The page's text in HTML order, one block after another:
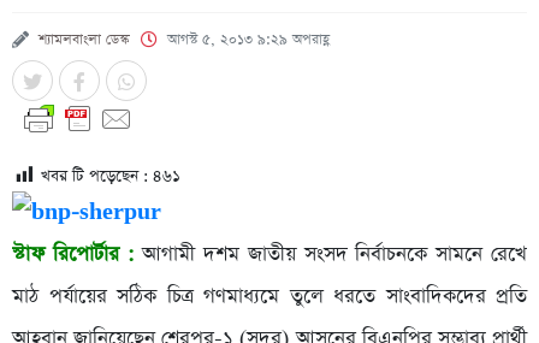
শ্যামলবাংলা ডেস্ক আগস্ট ৫, ২০১৩ ৯:২৯ অপরাহ্ণ
খবর টি পড়েছেন : ৪৬১
স্টাফ রিপোর্টার : আগামী দশম জাতীয় সংসদ নির্বাচনকে সামনে রেখে
মাঠ পর্যায়ের সঠিক চিত্র গণমাধ্যমে তুলে ধরতে সাংবাদিকদের প্রতি